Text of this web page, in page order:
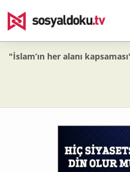
"İslam’ın her alanı